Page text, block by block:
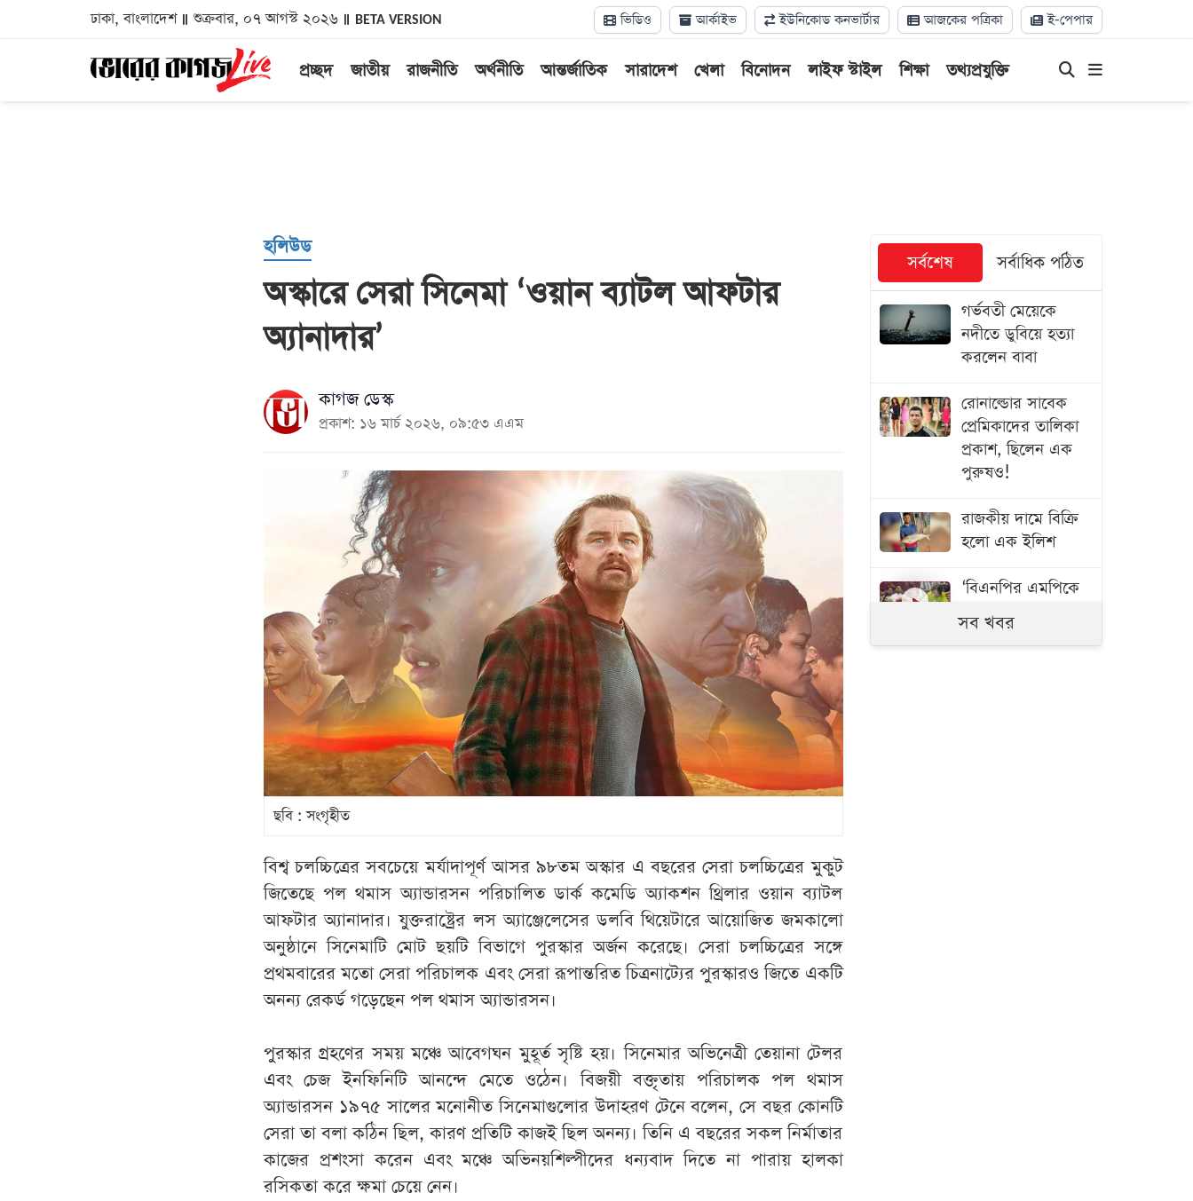
ঢাকা, বাংলাদেশ শুক্রবার, ০৭ আগস্ট ২০২৬ BETA VERSION ভিডিও আর্কাইভ ইউনিকোড কনভার্টার আজকের পত্রিকা ই-পেপার
প্রচ্ছদ জাতীয় রাজনীতি অর্থনীতি আন্তর্জাতিক সারাদেশ খেলা বিনোদন লাইফ স্টাইল শিক্ষা তথ্যপ্রযুক্তি
হলিউড
অস্কারে সেরা সিনেমা ‘ওয়ান ব্যাটল আফটার
অ্যানাদার’
কাগজ ডেস্ক
প্রকাশ: ১৬ মার্চ ২০২৬, ০৯:৫৩ এএম
ছবি : সংগৃহীত
বিশ্ব চলচ্চিত্রের সবচেয়ে মর্যাদাপূর্ণ আসর ৯৮তম অস্কার এ বছরের সেরা চলচ্চিত্রের মুকুট
জিতেছে পল থমাস অ্যান্ডারসন পরিচালিত ডার্ক কমেডি অ্যাকশন থ্রিলার ওয়ান ব্যাটল
আফটার অ্যানাদার। যুক্তরাষ্ট্রের লস অ্যাঞ্জেলেসের ডলবি থিয়েটারে আয়োজিত জমকালো
অনুষ্ঠানে সিনেমাটি মোট ছয়টি বিভাগে পুরস্কার অর্জন করেছে। সেরা চলচ্চিত্রের সঙ্গে
প্রথমবারের মতো সেরা পরিচালক এবং সেরা রূপান্তরিত চিত্রনাট্যের পুরস্কারও জিতে একটি
অনন্য রেকর্ড গড়েছেন পল থমাস অ্যান্ডারসন।
পুরস্কার গ্রহণের সময় মঞ্চে আবেগঘন মুহূর্ত সৃষ্টি হয়। সিনেমার অভিনেত্রী তেয়ানা টেলর
এবং চেজ ইনফিনিটি আনন্দে মেতে ওঠেন। বিজয়ী বক্তৃতায় পরিচালক পল থমাস
অ্যান্ডারসন ১৯৭৫ সালের মনোনীত সিনেমাগুলোর উদাহরণ টেনে বলেন, সে বছর কোনটি
সেরা তা বলা কঠিন ছিল, কারণ প্রতিটি কাজই ছিল অনন্য। তিনি এ বছরের সকল নির্মাতার
কাজের প্রশংসা করেন এবং মঞ্চে অভিনয়শিল্পীদের ধন্যবাদ দিতে না পারায় হালকা
রসিকতা করে ক্ষমা চেয়ে নেন।
সর্বশেষ সর্বাধিক পঠিত
গর্ভবতী মেয়েকে
নদীতে ডুবিয়ে হত্যা
করলেন বাবা
রোনাল্ডোর সাবেক
প্রেমিকাদের তালিকা
প্রকাশ, ছিলেন এক
পুরুষও!
রাজকীয় দামে বিক্রি
হলো এক ইলিশ
‘বিএনপির এমপিকে
আল্টিমেটাম!’ ‘প্রমাণ
দিন, না হলে মামলা!’
সব খবর